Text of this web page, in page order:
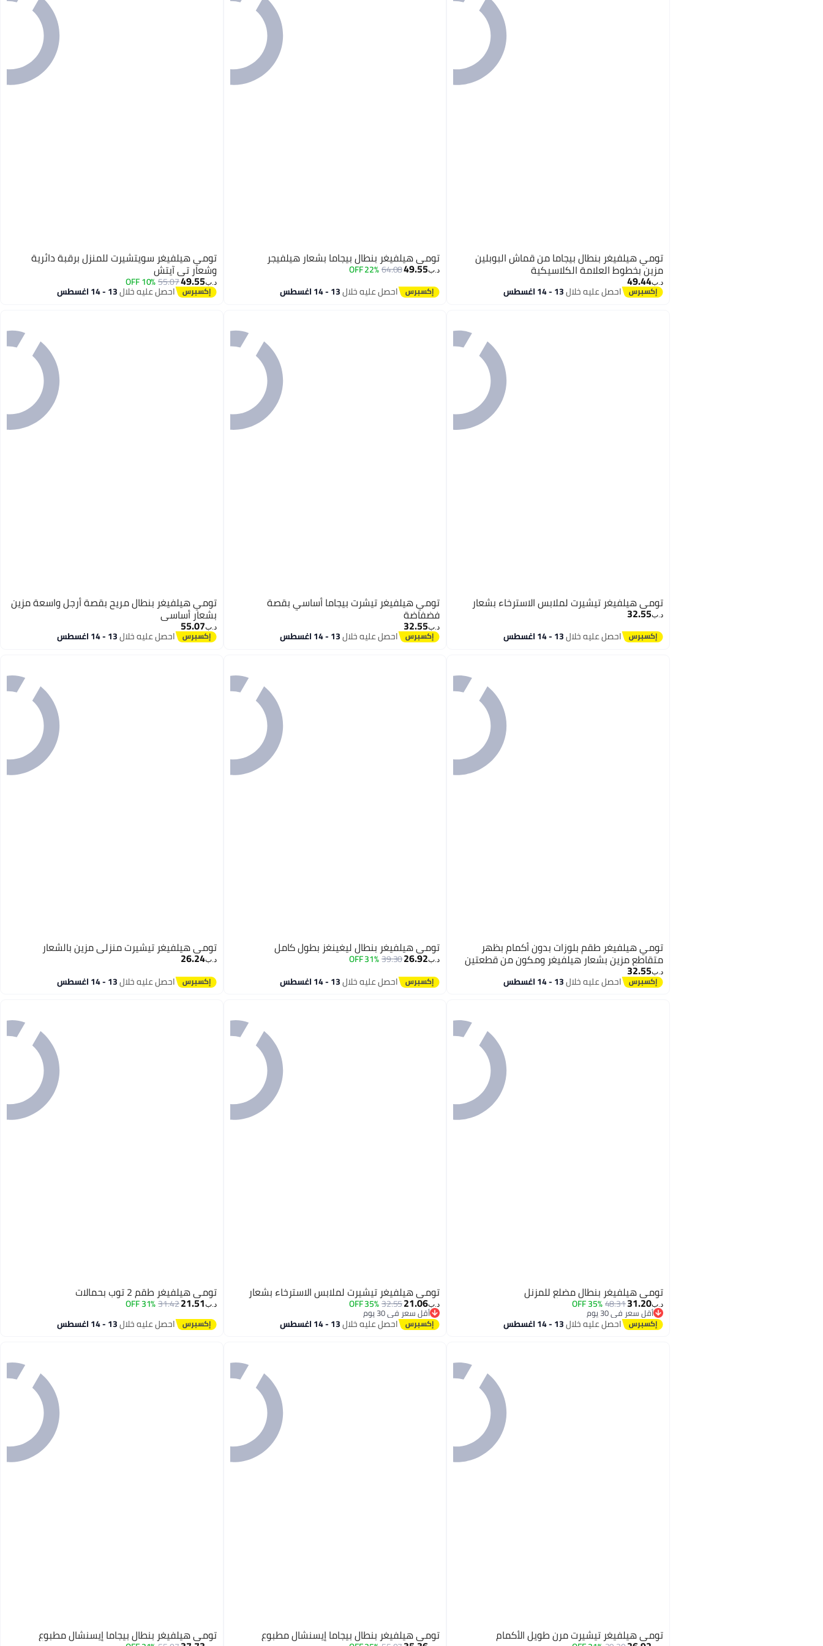
تومي هيلفيغر بنطال بيجاما من قماش البوبلين
مزين بخطوط العلامة الكلاسيكية
د.ب‏49.44
احصل عليه خلال13 - 14 اغسطس
تومي هيلفيغر بنطال بيجاما بشعار هيلفيجر
د.ب‏49.55
64.08
22% OFF
احصل عليه خلال13 - 14 اغسطس
تومي هيلفيغر سويتشيرت للمنزل برقبة دائرية
وشعار تي آيتش
د.ب‏49.55
55.07
10% OFF
احصل عليه خلال13 - 14 اغسطس
تومي هيلفيغر تيشيرت لملابس الاسترخاء بشعار
د.ب‏32.55
احصل عليه خلال13 - 14 اغسطس
تومي هيلفيغر تيشرت بيجاما أساسي بقصة
فضفاضة
د.ب‏32.55
احصل عليه خلال13 - 14 اغسطس
تومي هيلفيغر بنطال مريح بقصة أرجل واسعة مزين
بشعار أساسي
د.ب‏55.07
احصل عليه خلال13 - 14 اغسطس
تومي هيلفيغر طقم بلوزات بدون أكمام بظهر
متقاطع مزين بشعار هيلفيغر ومكون من قطعتين
د.ب‏32.55
احصل عليه خلال13 - 14 اغسطس
تومي هيلفيغر بنطال ليغينغز بطول كامل
د.ب‏26.92
39.30
31% OFF
احصل عليه خلال13 - 14 اغسطس 2
تومي هيلفيغر تيشيرت منزلي مزين بالشعار
د.ب‏26.24
احصل عليه خلال13 - 14 اغسطس
تومي هيلفيغر بنطال مضلع للمزنل
د.ب‏31.20
48.31
35% OFF
أقل سعر في 30 يوم
أقل سعر في 30 يوماحصل عليه خلال13 - 14 اغسطس
تومي هيلفيغر تيشيرت لملابس الاسترخاء بشعار
د.ب‏21.06
32.55
35% OFF
أقل سعر في 30 يوم
أقل سعر في 30 يوماحصل عليه خلال13 - 14 اغسطس
تومي هيلفيغر طقم 2 توب بحمالات
د.ب‏21.51
31.42
31% OFF
احصل عليه خلال13 - 14 اغسطس
تومي هيلفيغر تيشيرت مرن طويل الأكمام تومي هيلفيغر بنطال بيجاما إيسنشال مطبوع تومي هيلفيغر بنطال بيجاما إيسنشال مطبوع